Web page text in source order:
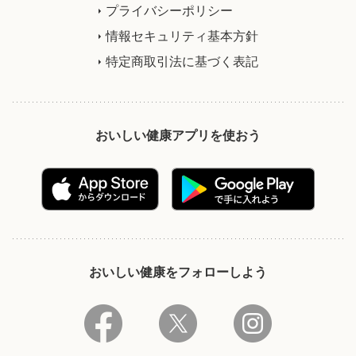
プライバシーポリシー
情報セキュリティ基本方針
特定商取引法に基づく表記
おいしい健康アプリを使おう
おいしい健康をフォローしよう